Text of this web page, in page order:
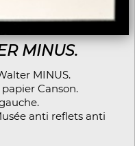
MINUS.
MINUS.
Canson.
anti reflets anti